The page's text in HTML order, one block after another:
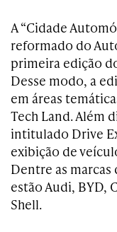
A “Cidade
reformado do
primeira edição
Desse modo, a
em áreas
Tech Land. Além
intitulado Drive
exibição de
Dentre as
estão Audi, BYD,
Shell.